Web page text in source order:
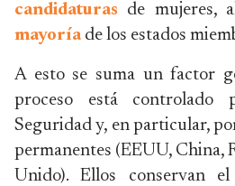
candidaturas de mujeres,
mayoríade los estados
A esto se suma un factor
proceso está controlado
Seguridad y, en particular,
permanentes (EEUU, China,
Unido). Ellos conservan